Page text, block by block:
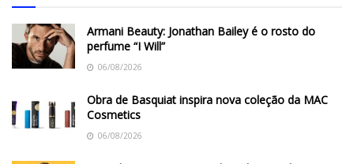
Armani Beauty: Jonathan Bailey é o rosto do
perfume “I Will”
06/08/2026
Obra de Basquiat inspira nova coleção da MAC
Cosmetics
06/08/2026